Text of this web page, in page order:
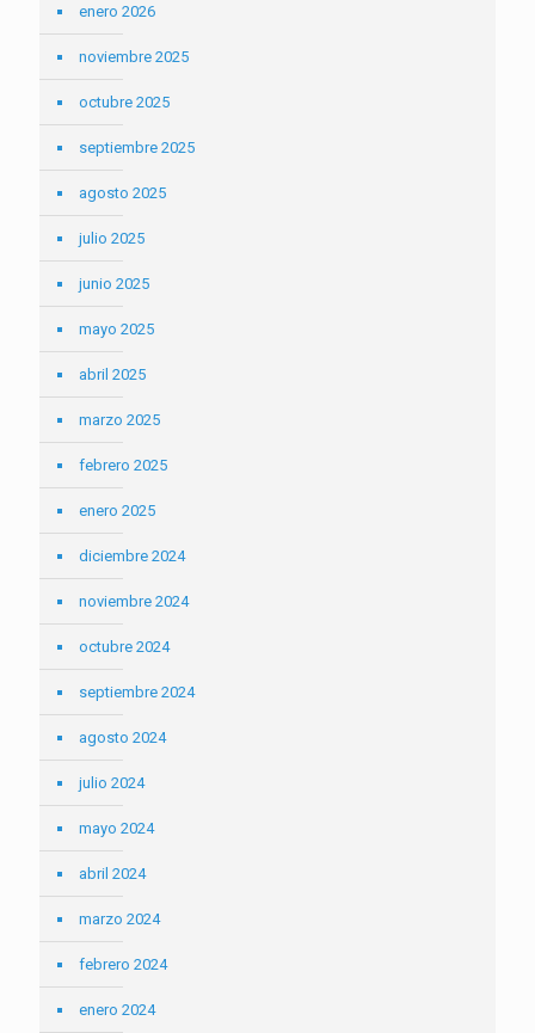
enero 2026
noviembre 2025
octubre 2025
septiembre 2025
agosto 2025
julio 2025
junio 2025
mayo 2025
abril 2025
marzo 2025
febrero 2025
enero 2025
diciembre 2024
noviembre 2024
octubre 2024
septiembre 2024
agosto 2024
julio 2024
mayo 2024
abril 2024
marzo 2024
febrero 2024
enero 2024